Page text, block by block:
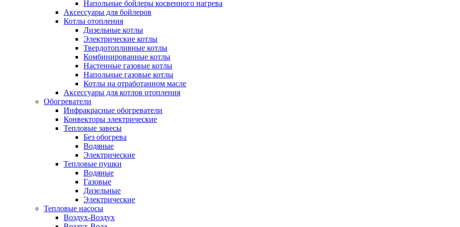
Напольные бойлеры косвенного нагрева
Аксессуары для бойлеров
Котлы отопления
Дизельные котлы
Электрические котлы
Твердотопливные котлы
Комбинированные котлы
Настенные газовые котлы
Напольные газовые котлы
Котлы на отработанном масле
Аксессуары для котлов отопления
Обогреватели
Инфракрасные обогреватели
Конвекторы электрические
Тепловые завесы
Без обогрева
Водяные
Электрические
Тепловые пушки
Водяные
Газовые
Дизельные
Электрические
Тепловые насосы
Воздух-Воздух